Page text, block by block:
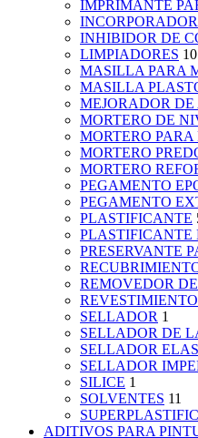
IMPRIMANTE
INHIBIDOR DE
LIMPIADORES 10
MASILLA PARA
MASILLA
MEJORADOR
MORTERO DE
MORTERO
MORTERO
MORTERO
PEGAMENTO
PEGAMENTO
PLASTIFICANTE
PLASTIFICANTE
PRESERVANTE
REMOVEDOR
SELLADOR 1
SELLADOR DE
SELLADOR
SELLADOR
SILICE 1
SOLVENTES 11
ADITIVOS PARA